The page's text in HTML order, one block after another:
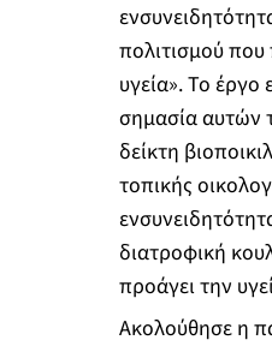
πολιτισμού που
υγεία». Το έργο
σημασία αυτών
δείκτη
τοπικής
διατροφική
προάγει την
Ακολούθησε η